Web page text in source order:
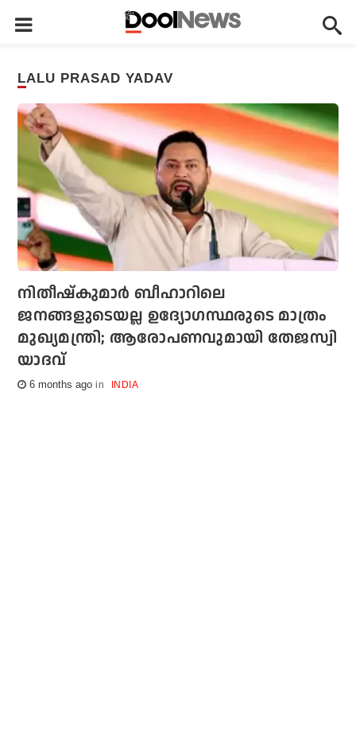
LALU PRASAD YADAV
നിതീഷ്‌കുമാര്‍ ബീഹാറിലെ
ജനങ്ങളുടെയല്ല ഉദ്യോഗസ്ഥരുടെ മാത്രം
മുഖ്യമന്ത്രി; ആരോപണവുമായി തേജസ്വി
യാദവ്
6 months ago INDIA